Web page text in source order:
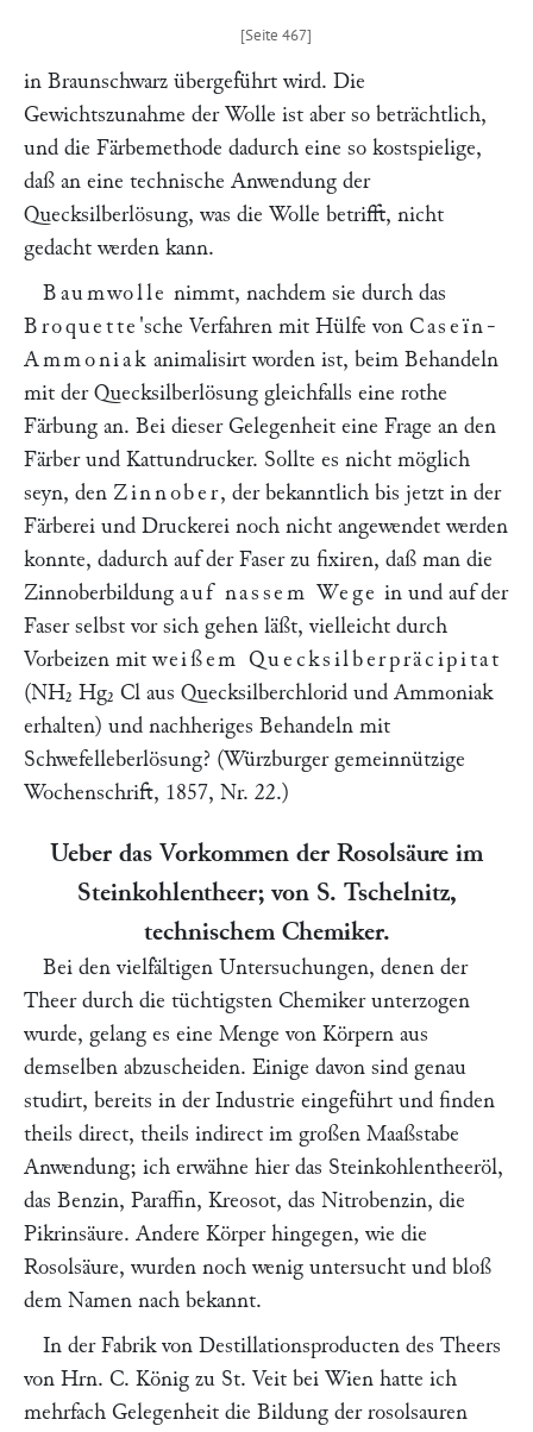
in Braunschwarz übergeführt wird. Die
Gewichtszunahme der Wolle ist aber so beträchtlich,
und die Färbemethode dadurch eine so kostspielige,
daß an eine technische Anwendung der
Quecksilberlösung, was die Wolle betrifft, nicht
gedacht werden kann.
Baumwolle nimmt, nachdem sie durch das
Broquette 'sche Verfahren mit Hülfe von Caseïn-
Ammoniak animalisirt worden ist, beim Behandeln
mit der Quecksilberlösung gleichfalls eine rothe
Färbung an. Bei dieser Gelegenheit eine Frage an den
Färber und Kattundrucker. Sollte es nicht möglich
seyn, den Zinnober, der bekanntlich bis jetzt in der
Färberei und Druckerei noch nicht angewendet werden
konnte, dadurch auf der Faser zu fixiren, daß man die
Zinnoberbildung auf nassem Wege in und auf der
Faser selbst vor sich gehen läßt, vielleicht durch
Vorbeizen mit weißem Quecksilberpräcipitat
(NH₂ Hg₂ Cl aus Quecksilberchlorid und Ammoniak
erhalten) und nachheriges Behandeln mit
Schwefelleberlösung? (Würzburger gemeinnützige
Wochenschrift, 1857, Nr. 22.)
Ueber das Vorkommen der Rosolsäure im
Steinkohlentheer; von S. Tschelnitz,
technischem Chemiker.
Bei den vielfältigen Untersuchungen, denen der
Theer durch die tüchtigsten Chemiker unterzogen
wurde, gelang es eine Menge von Körpern aus
demselben abzuscheiden. Einige davon sind genau
studirt, bereits in der Industrie eingeführt und finden
theils direct, theils indirect im großen Maaßstabe
Anwendung; ich erwähne hier das Steinkohlentheeröl,
das Benzin, Paraffin, Kreosot, das Nitrobenzin, die
Pikrinsäure. Andere Körper hingegen, wie die
Rosolsäure, wurden noch wenig untersucht und bloß
dem Namen nach bekannt.
In der Fabrik von Destillationsproducten des Theers
von Hrn. C. König zu St. Veit bei Wien hatte ich
mehrfach Gelegenheit die Bildung der rosolsauren